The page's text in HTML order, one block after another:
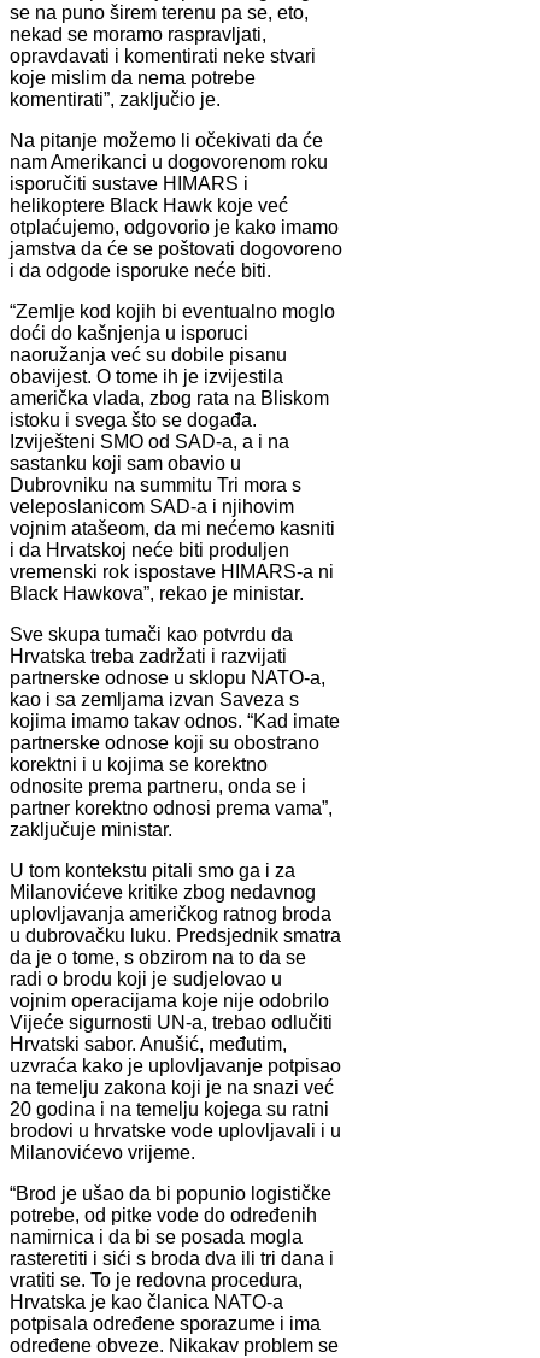
se na puno širem terenu pa se, eto,
nekad se moramo raspravljati,
opravdavati i komentirati neke stvari
koje mislim da nema potrebe
komentirati”, zaključio je.
Na pitanje možemo li očekivati da će
nam Amerikanci u dogovorenom roku
isporučiti sustave HIMARS i
helikoptere Black Hawk koje već
otplaćujemo, odgovorio je kako imamo
jamstva da će se poštovati dogovoreno
i da odgode isporuke neće biti.
“Zemlje kod kojih bi eventualno moglo
doći do kašnjenja u isporuci
naoružanja već su dobile pisanu
obavijest. O tome ih je izvijestila
američka vlada, zbog rata na Bliskom
istoku i svega što se događa.
Izviješteni SMO od SAD-a, a i na
sastanku koji sam obavio u
Dubrovniku na summitu Tri mora s
veleposlanicom SAD-a i njihovim
vojnim atašeom, da mi nećemo kasniti
i da Hrvatskoj neće biti produljen
vremenski rok ispostave HIMARS-a ni
Black Hawkova”, rekao je ministar.
Sve skupa tumači kao potvrdu da
Hrvatska treba zadržati i razvijati
partnerske odnose u sklopu NATO-a,
kao i sa zemljama izvan Saveza s
kojima imamo takav odnos. “Kad imate
partnerske odnose koji su obostrano
korektni i u kojima se korektno
odnosite prema partneru, onda se i
partner korektno odnosi prema vama”,
zaključuje ministar.
U tom kontekstu pitali smo ga i za
Milanovićeve kritike zbog nedavnog
uplovljavanja američkog ratnog broda
u dubrovačku luku. Predsjednik smatra
da je o tome, s obzirom na to da se
radi o brodu koji je sudjelovao u
vojnim operacijama koje nije odobrilo
Vijeće sigurnosti UN-a, trebao odlučiti
Hrvatski sabor. Anušić, međutim,
uzvraća kako je uplovljavanje potpisao
na temelju zakona koji je na snazi već
20 godina i na temelju kojega su ratni
brodovi u hrvatske vode uplovljavali i u
Milanovićevo vrijeme.
“Brod je ušao da bi popunio logističke
potrebe, od pitke vode do određenih
namirnica i da bi se posada mogla
rasteretiti i sići s broda dva ili tri dana i
vratiti se. To je redovna procedura,
Hrvatska je kao članica NATO-a
potpisala određene sporazume i ima
određene obveze. Nikakav problem se